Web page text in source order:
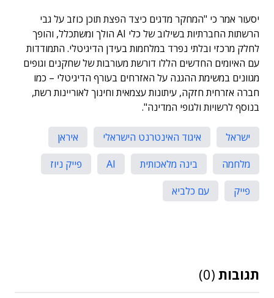
יסעור אמר כי "המחקר מדגים כיצד הפצת תוכן כוזב על גבי
הרשתות החברתיות בשילוב של כלי AI הולך ומשתכלל, והופך
לחלק מרכזי ובלתי נפרד במלחמות בעידן הדיגיטלי. התמודדות
עם האיומים החדשים הללו דורשת מעורבות של שחקנים וגופים
מגוונים במשימת ההגנה על האזרחים בעורף הדיגיטלי – כמו
חברה אזרחית חזקה, עיתונות עצמאית וחינוך לאוריינות רשת,
בנוסף לרשויות ולגופי המדינה".
ישראל איגוד האינטרנט הישראלי
איראן
מלחמה
בינה מלאכותית AI
פייק ניוז
פייק
עם כלביא
תגובות (0)